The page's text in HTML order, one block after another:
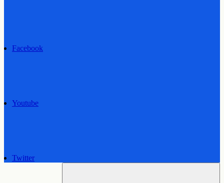
Facebook
Youtube
Twitter